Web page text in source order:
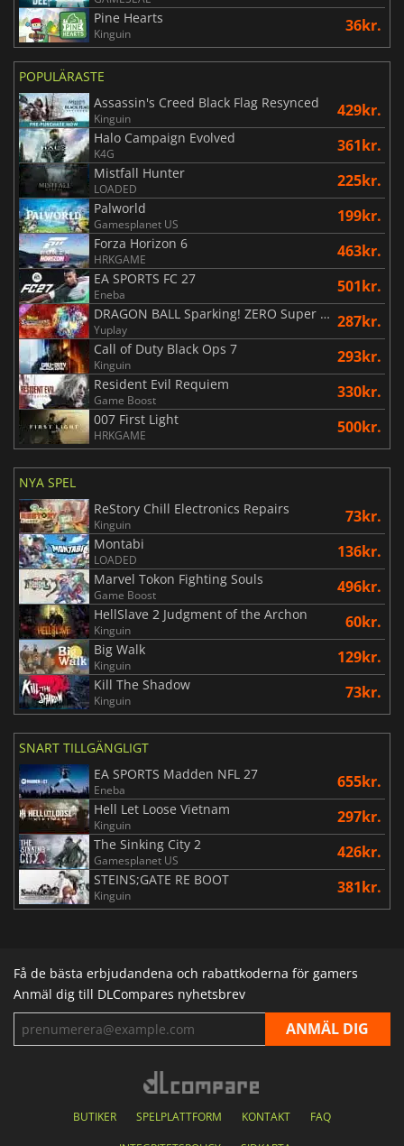
Pine Hearts
Kinguin 36kr.
POPULÄRASTE
Assassin's Creed Black Flag Resynced
Kinguin 429kr.
Halo Campaign Evolved
K4G 361kr.
Mistfall Hunter
LOADED 225kr.
Palworld
Gamesplanet US 199kr.
Forza Horizon 6
HRKGAME 463kr.
EA SPORTS FC 27
Eneba 501kr.
DRAGON BALL Sparking! ZERO Super Limit Breaking NEO
Yuplay 287kr.
Call of Duty Black Ops 7
Kinguin 293kr.
Resident Evil Requiem
Game Boost 330kr.
007 First Light
HRKGAME 500kr.
NYA SPEL
ReStory Chill Electronics Repairs
Kinguin 73kr.
Montabi
LOADED 136kr.
Marvel Tokon Fighting Souls
Game Boost 496kr.
HellSlave 2 Judgment of the Archon
Kinguin 60kr.
Big Walk
Kinguin 129kr.
Kill The Shadow
Kinguin 73kr.
SNART TILLGÄNGLIGT
EA SPORTS Madden NFL 27
Eneba 655kr.
Hell Let Loose Vietnam
Kinguin 297kr.
The Sinking City 2
Gamesplanet US 426kr.
STEINS;GATE RE BOOT
Kinguin 381kr.
Få de bästa erbjudandena och rabattkoderna för gamers
Anmäl dig till DLCompares nyhetsbrev
BUTIKER SPELPLATTFORM KONTAKT FAQ